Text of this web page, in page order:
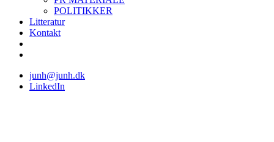
POLITIKKER
Litteratur
Kontakt
junh@junh.dk
LinkedIn